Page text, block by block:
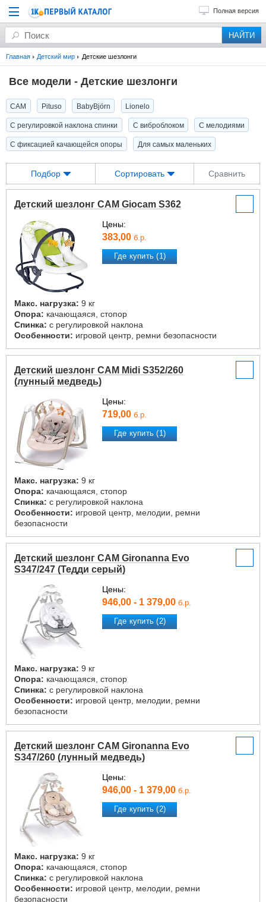
Полная версия
Главная Детский мир Детские шезлонги
Все модели - Детские шезлонги
CAM Pituso BabyBjörn Lionelo
С регулировкой наклона спинки С виброблоком С мелодиями
С фиксацией качающейся опоры Для самых маленьких
Подбор Сортировать Сравнить
Детский шезлонг CAM Giocam S362
Цены:
383,00 б.р.
Где купить (1)
Макс. нагрузка: 9 кг
Опора: качающаяся, стопор
Спинка: с регулировкой наклона
Особенности: игровой центр, ремни безопасности
Детский шезлонг CAM Midi S352/260
(лунный медведь)
Цены:
719,00 б.р.
Где купить (1)
Макс. нагрузка: 9 кг
Опора: качающаяся, стопор
Спинка: с регулировкой наклона
Особенности: игровой центр, мелодии, ремни
безопасности
Детский шезлонг CAM Gironanna Evo
S347/247 (Тедди серый)
Цены:
946,00 - 1 379,00 б.р.
Где купить (2)
Макс. нагрузка: 9 кг
Опора: качающаяся, стопор
Спинка: с регулировкой наклона
Особенности: игровой центр, мелодии, ремни
безопасности
Детский шезлонг CAM Gironanna Evo
S347/260 (лунный медведь)
Цены:
946,00 - 1 379,00 б.р.
Где купить (2)
Макс. нагрузка: 9 кг
Опора: качающаяся, стопор
Спинка: с регулировкой наклона
Особенности: игровой центр, мелодии, ремни
безопасности